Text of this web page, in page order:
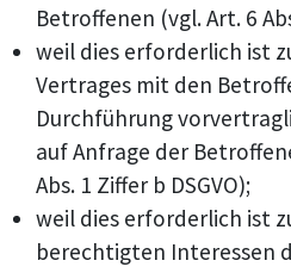
Betroffenen (vgl. Art. 6
weil dies erforderlich ist
Vertrages mit den
Durchführung
auf Anfrage der
Abs. 1 Ziffer b DSGVO);
weil dies erforderlich ist
berechtigten Interessen